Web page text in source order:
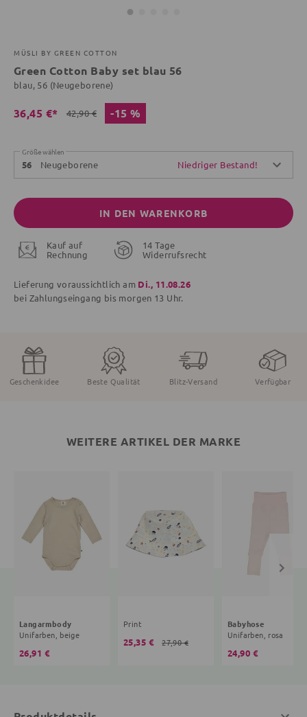
MÜSLI BY GREEN COTTON
Green Cotton Baby set blau 56
blau, 56 (Neugeborene)
36,45 €* 42,90 € -15 %
Größe wählen
56 Neugeborene Niedriger Bestand!
IN DEN WARENKORB
Kauf auf
Rechnung
14 Tage
Widerrufsrecht
Lieferung voraussichtlich am Di., 11.08.26
bei Zahlungseingang bis morgen 13 Uhr.
Geschenkidee Beste Qualität Blitz-Versand Verfügbar
WEITERE ARTIKEL DER MARKE
Langarmbody
Unifarben, beige
26,91 €
Print
25,35 € 27,90 €
Babyhose
Unifarben, rosa
24,90 €